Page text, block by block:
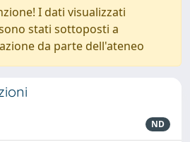
I dati visualizzati
stati sottoposti a
da parte dell'ateneo
ND